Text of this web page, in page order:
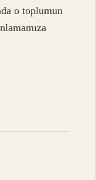
o toplumun